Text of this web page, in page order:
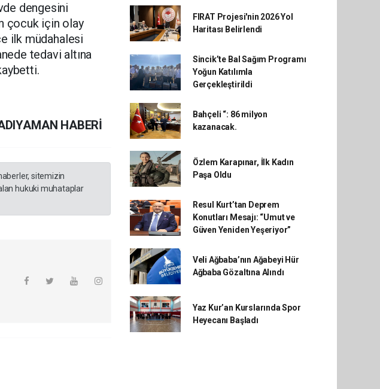
dengesini
çocuk için olay
ilk müdahalesi
tedavi altına
HABERİ
sitemizin
hukuki muhataplar
FIRAT Projesi'nin 2026 Yol
Haritası Belirlendi
Sincik’te Bal Sağım Programı
Yoğun Katılımla
Gerçekleştirildi
Bahçeli “: 86 milyon
kazanacak.
Özlem Karapınar, İlk Kadın
Paşa Oldu
Resul Kurt’tan Deprem
Konutları Mesajı: “Umut ve
Güven Yeniden Yeşeriyor”
Veli Ağbaba’nın Ağabeyi Hür
Ağbaba Gözaltına Alındı
Yaz Kur’an Kurslarında Spor
Heyecanı Başladı